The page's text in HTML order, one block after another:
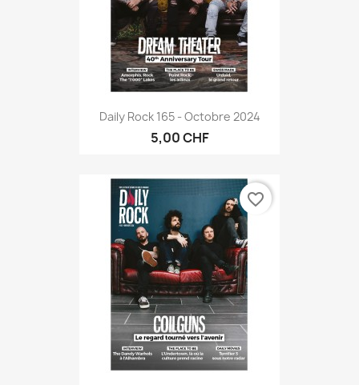
Daily Rock 165 - Octobre 2024
5,00 CHF
favorite_border